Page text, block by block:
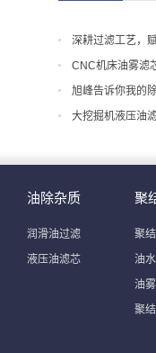
深耕过滤工艺，
CNC机床油雾滤
旭峰告诉你我的
大挖掘机液压油
油除杂质
润滑油过滤
液压油滤芯
聚
聚
油
油
聚